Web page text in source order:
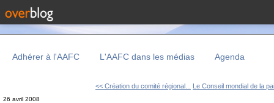
Adhérer à l'AAFC L'AAFC dans les médias Agenda
<< Création du comité régional... Le Conseil mondial de la
26 avril 2008